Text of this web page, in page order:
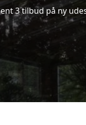
3 tilbud på ny